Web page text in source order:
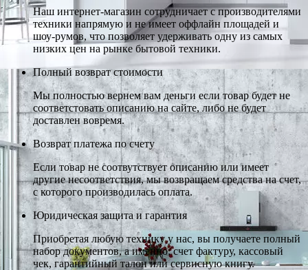
Наш интернет-магазин сотрудничает с производителями
техники напрямую и не имеет оффлайн площадей и
шоу-румов, что позволяет удерживать одну из самых
низких цен на рынке бытовой техники.
Полный возврат стоимости
Мы полностью вернем вам деньги если товар будет не
соответстовать описанию на сайте, либо не будет
доставлен вовремя.
Возврат платежа по счету
Если товар не соотвутствует описанию или имеет
другие несоответствия, мы возвращаем средства на счет,
с которого производилась оплата.
Юридическая защита и гарантия
Приобретая любую технику у нас, вы получаете полный
набор документов, а именно: счет фактуру, кассовый
чек, гарантийный талон или сервисную книгу.